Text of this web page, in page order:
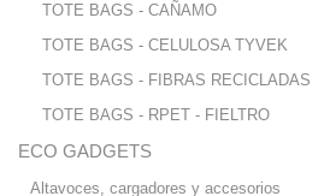
TOTE BAGS - CAÑAMO
TOTE BAGS - CELULOSA TYVEK
TOTE BAGS - FIBRAS RECICLADAS
TOTE BAGS - RPET - FIELTRO
ECO GADGETS
Altavoces, cargadores y accesorios